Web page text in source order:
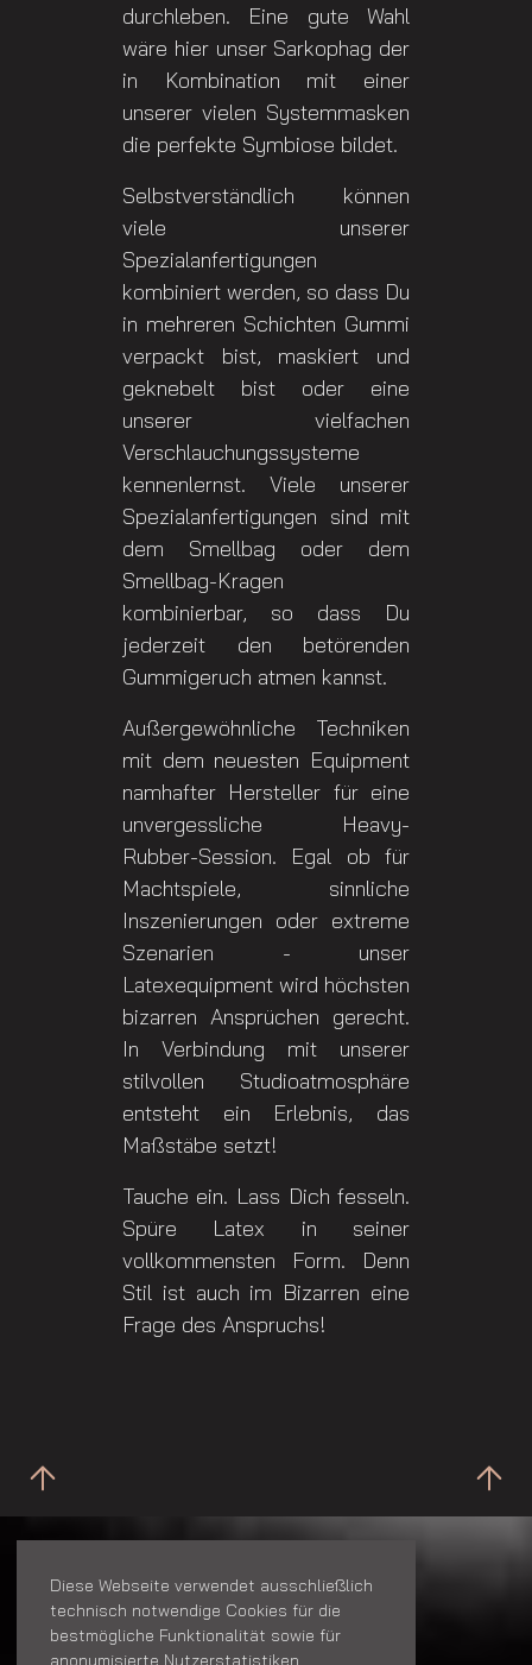
Diese Webseite verwendet ausschließlich
technisch notwendige Cookies für die
bestmögliche Funktionalität sowie für
durchleben. Eine gute Wahl
wäre hier unser Sarkophag der
in Kombination mit einer
unserer vielen Systemmasken
die perfekte Symbiose bildet.
Selbstverständlich können
viele unserer
Spezialanfertigungen
kombiniert werden, so dass Du
in mehreren Schichten Gummi
verpackt bist, maskiert und
geknebelt bist oder eine
unserer vielfachen
Verschlauchungssysteme
kennenlernst. Viele unserer
Spezialanfertigungen sind mit
dem Smellbag oder dem
Smellbag-Kragen
kombinierbar, so dass Du
jederzeit den betörenden
Gummigeruch atmen kannst.
Außergewöhnliche Techniken
mit dem neuesten Equipment
namhafter Hersteller für eine
unvergessliche Heavy-
Rubber-Session. Egal ob für
Machtspiele, sinnliche
Inszenierungen oder extreme
Szenarien - unser
Latexequipment wird höchsten
bizarren Ansprüchen gerecht.
In Verbindung mit unserer
stilvollen Studioatmosphäre
entsteht ein Erlebnis, das
Maßstäbe setzt!
Tauche ein. Lass Dich fesseln.
Spüre Latex in seiner
vollkommensten Form. Denn
Stil ist auch im Bizarren eine
Frage des Anspruchs!
House Of Bizarre Dreams
Bayreuther Str.